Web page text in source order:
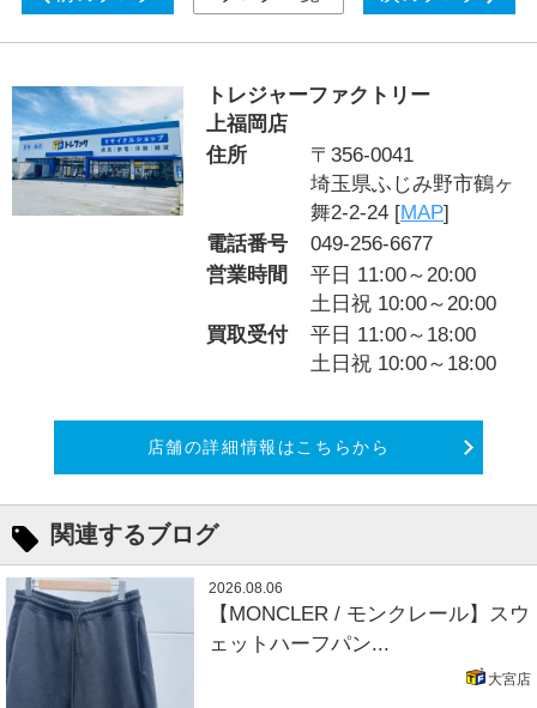
トレジャーファクトリー
上福岡店
住所
〒356-0041
埼玉県ふじみ野市鶴ヶ
舞2-2-24 [MAP]
電話番号
049-256-6677
営業時間
平日 11:00～20:00
土日祝 10:00～20:00
買取受付
平日 11:00～18:00
土日祝 10:00～18:00
店舗の詳細情報はこちらから
関連するブログ
2026.08.06
【MONCLER / モンクレール】スウ
ェットハーフパン...
大宮店